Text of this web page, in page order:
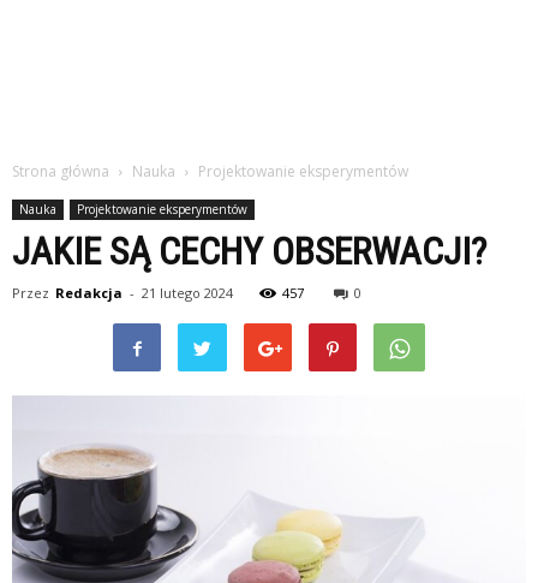
Strona główna Nauka Projektowanie eksperymentów
Nauka Projektowanie eksperymentów
JAKIE SĄ CECHY OBSERWACJI?
Przez Redakcja - 21 lutego 2024 457 0